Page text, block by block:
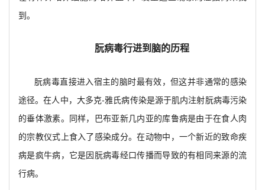
到。
朊病毒行进到脑的历程
朊病毒直接进入宿主的脑时最有效，但这并非通常的感染
途径。在人中，大多克-雅氏病传染是源于肌内注射朊病毒污染
的垂体激素。同样，巴布亚新几内亚的库鲁病是由于在食人肉
的宗教仪式上食入了感染成分。在动物中，一个新近的致命疾
病是疯牛病，它是因朊病毒经口传播而导致的有相同来源的流
行病。